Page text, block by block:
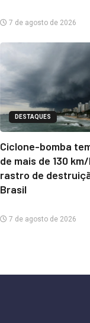
7 de agosto de 2026
DESTAQUES
Ciclone-bomba
de mais de 130
rastro de
Brasil
7 de agosto de 2026